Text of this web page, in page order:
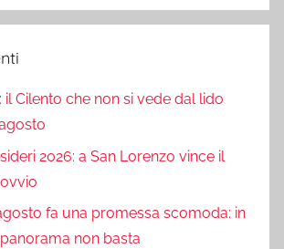
il Cilento che non si vede dal lido
2026: a San Lorenzo vince il
fa una promessa scomoda: in
non basta